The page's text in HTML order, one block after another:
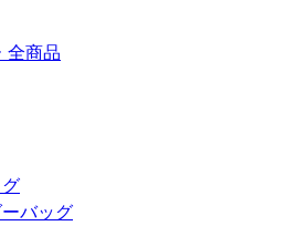
全商品
バッグ